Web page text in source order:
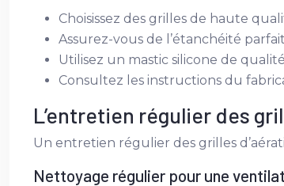
Choisissez des grilles de haute
Assurez-vous de l’étanchéité
Utilisez un mastic silicone de
Consultez les instructions du
L’entretien régulier des
Un entretien régulier des grilles
Nettoyage régulier pour une